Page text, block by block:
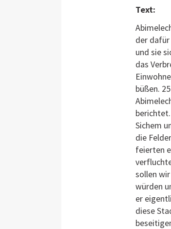
Text:
der dafür
und sie
das
büßen.
Sichem
die
feierten
sollen
würden
er
diese